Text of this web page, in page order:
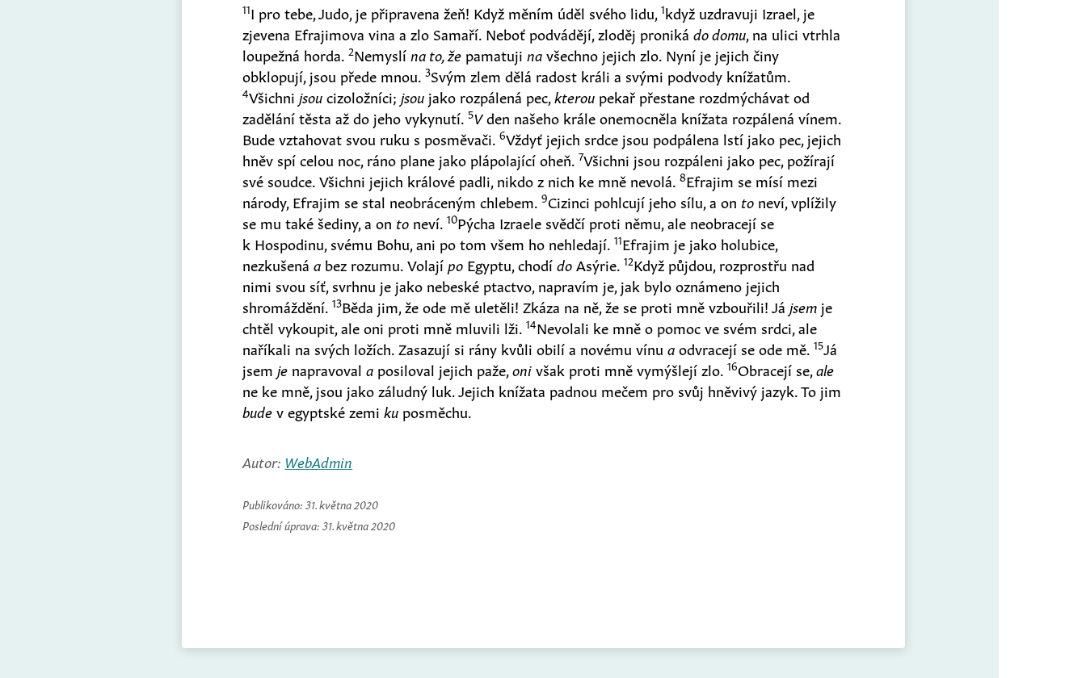
11I pro tebe, Judo, je připravena žeň! Když měním úděl svého lidu,1když uzdravuji Izrael, je
zjevena Efrajimova vina a zlo Samaří. Neboť podvádějí, zloděj pronikádo domu, na ulici vtrhla
loupežná horda.2Nemyslí na to, že pamatuji navšechno jejich zlo. Nyní je jejich činy
obklopují, jsou přede mnou.3Svým zlem dělá radost králi a svými podvody knížatům.
4Všichni jsoucizoložníci; jsou jako rozpálená pec, kterou pekař přestane rozdmýchávat od
zadělání těsta až do jeho vykynutí.5Vden našeho krále onemocněla knížata rozpálená vínem.
Bude vztahovat svou ruku s posměvači.6Vždyť jejich srdce jsou podpálena lstí jako pec, jejich
hněv spí celou noc, ráno plane jako plápolající oheň.7Všichni jsou rozpáleni jako pec, požírají
své soudce. Všichni jejich králové padli, nikdo z nich ke mně nevolá.8Efrajim se mísí mezi
národy, Efrajim se stal neobráceným chlebem.9Cizinci pohlcují jeho sílu, a on to neví, vplížily
se mu také šediny, a on to neví.10Pýcha Izraele svědčí proti němu, ale neobracejí se
k Hospodinu, svému Bohu, ani po tom všem ho nehledají.11Efrajim je jako holubice,
nezkušenáa bez rozumu. Volají po Egyptu, chodído Asýrie.12Když půjdou, rozprostřu nad
nimi svou síť, svrhnu je jako nebeské ptactvo, napravím je, jak bylo oznámeno jejich
shromáždění.13Běda jim, že ode mě uletěli! Zkáza na ně, že se proti mně vzbouřili! Já jsem je
chtěl vykoupit, ale oni proti mně mluvili lži.14Nevolali ke mně o pomoc ve svém srdci, ale
naříkali na svých ložích. Zasazují si rány kvůli obilí a novému vínuaodvracejí se ode mě.15Já
jsem je napravovala posiloval jejich paže,onivšak proti mně vymýšlejí zlo.16Obracejí se,ale
ne ke mně, jsou jako záludný luk. Jejich knížata padnou mečem pro svůj hněvivý jazyk. To jim
budev egyptské zemi ku posměchu.
Autor: WebAdmin
Publikováno: 31. května 2020
Poslední úprava: 31. května 2020